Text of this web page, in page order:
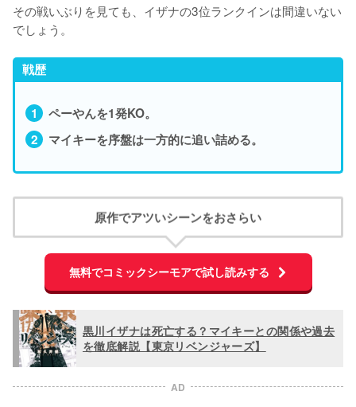
その戦いぶりを見ても、イザナの3位ランクインは間違いない
でしょう。
戦歴
ペーやんを1発KO。
マイキーを序盤は一方的に追い詰める。
原作でアツいシーンをおさらい
無料でコミックシーモアで試し読みする
黒川イザナは死亡する？マイキーとの関係や過去
を徹底解説【東京リベンジャーズ】
AD